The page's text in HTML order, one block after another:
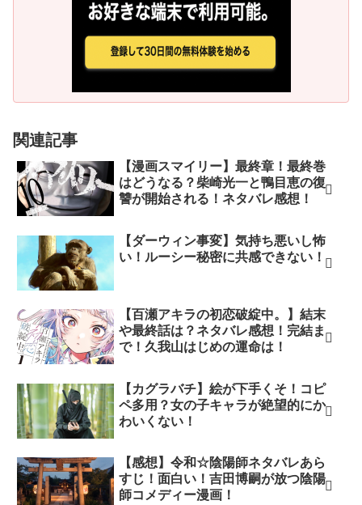
関連記事
【漫画スマイリー】最終章！最終巻
はどうなる？柴崎光一と鴨目恵の復
讐が開始される！ネタバレ感想！
【ダーウィン事変】気持ち悪いし怖
い！ルーシー秘密に共感できない！
【百瀬アキラの初恋破綻中。】結末
や最終話は？ネタバレ感想！完結ま
で！久我山はじめの運命は！
【カグラバチ】絵が下手くそ！コピ
ペ多用？女の子キャラが絶望的にか
わいくない！
【感想】令和☆陰陽師ネタバレあら
すじ！面白い！吉田博嗣が放つ陰陽
師コメディー漫画！